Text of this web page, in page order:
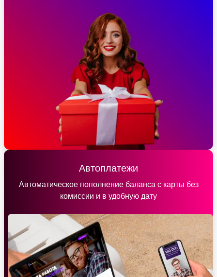
Автоплатежи
Автоматическое пополнение баланса с карты без
комиссии и в удобную дату